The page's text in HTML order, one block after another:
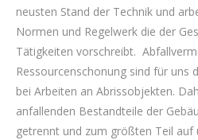
neusten Stand der Technik und
Normen und Regelwerk die der
Tätigkeiten vorschreibt.
Ressourcenschonung sind für uns
bei Arbeiten an Abrissobjekten.
anfallenden Bestandteile der
getrennt und zum größten Teil auf